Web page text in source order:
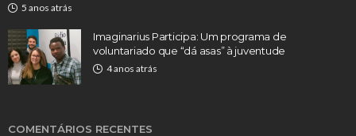
5 anos atrás
Imaginarius Participa: Um programa de
voluntariado que “dá asas” à juventude
4 anos atrás
COMENTÁRIOS RECENTES